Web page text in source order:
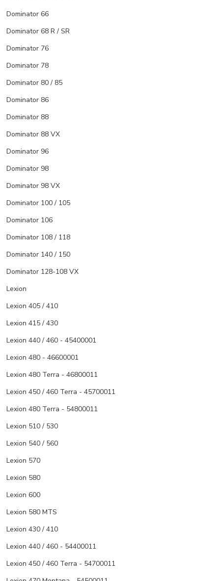
Dominator 66
Dominator 68 R / SR
Dominator 76
Dominator 78
Dominator 80 / 85
Dominator 86
Dominator 88
Dominator 88 VX
Dominator 96
Dominator 98
Dominator 98 VX
Dominator 100 / 105
Dominator 106
Dominator 108 / 118
Dominator 140 / 150
Dominator 128-108 VX
Lexion
Lexion 405 / 410
Lexion 415 / 430
Lexion 440 / 460 - 45400001
Lexion 480 - 46600001
Lexion 480 Terra - 46800011
Lexion 450 / 460 Terra - 45700011
Lexion 480 Terra - 54800011
Lexion 510 / 530
Lexion 540 / 560
Lexion 570
Lexion 580
Lexion 600
Lexion 580 MTS
Lexion 430 / 410
Lexion 440 / 460 - 54400011
Lexion 450 / 460 Terra - 54700011